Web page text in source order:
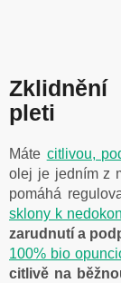
pleti
Máte citlivou,
olej je jedním z
pomáhá
sklony k
zarudnutí a
100% bio
citlivě na